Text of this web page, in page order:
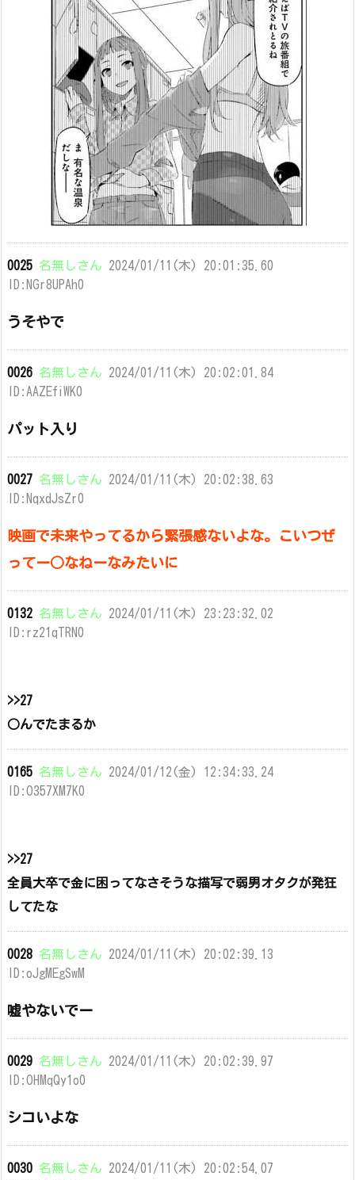
0025 名無しさん 2024/01/11(木) 20:01:35.60
ID:NGr8UPAh0
うそやで
0026 名無しさん 2024/01/11(木) 20:02:01.84
ID:AAZEfiWK0
パット入り
0027 名無しさん 2024/01/11(木) 20:02:38.63
ID:NqxdJsZr0
映画で未来やってるから緊張感ないよな。こいつぜ
ってー○なねーなみたいに
0132 名無しさん 2024/01/11(木) 23:23:32.02
ID:rz21qTRN0
>>27
○んでたまるか
0165 名無しさん 2024/01/12(金) 12:34:33.24
ID:O357XM7K0
>>27
全員大卒で金に困ってなさそうな描写で弱男オタクが発狂
してたな
0028 名無しさん 2024/01/11(木) 20:02:39.13
ID:oJgMEgSwM
嘘やないでー
0029 名無しさん 2024/01/11(木) 20:02:39.97
ID:OHMqQy1o0
シコいよな
0030 名無しさん 2024/01/11(木) 20:02:54.07